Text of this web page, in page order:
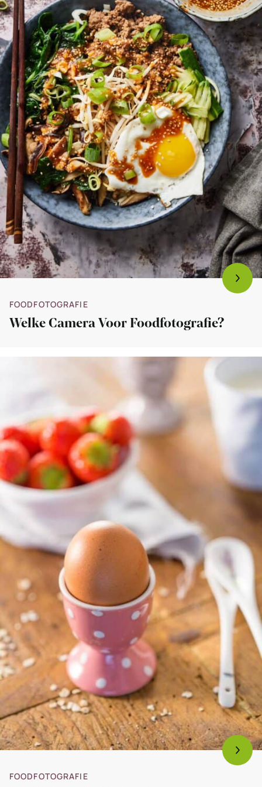
FOODFOTOGRAFIE
Welke Camera Voor Foodfotografie?
ledlampjes
FOODFOTOGRAFIE